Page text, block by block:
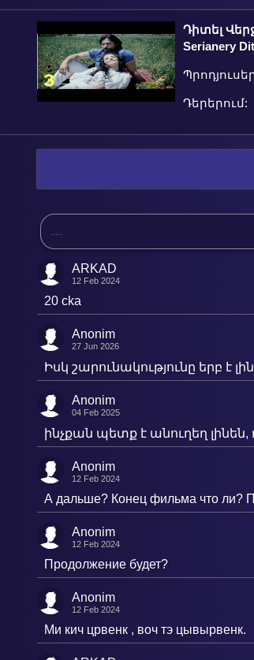
Դիտել
Serianery
Դերերում:
ARKAD
12 Feb 2024
20 cka
Anonim
27 Jun 2026
Իսկ շարունակությունը երբ է
Anonim
04 Feb 2025
ինչքան պետք է անուղեղ
Anonim
12 Feb 2024
А дальше? Конец фильма что ли?
Anonim
12 Feb 2024
Продолжение будет?
Anonim
12 Feb 2024
Ми кич црвенк , воч тэ цывырвенк.